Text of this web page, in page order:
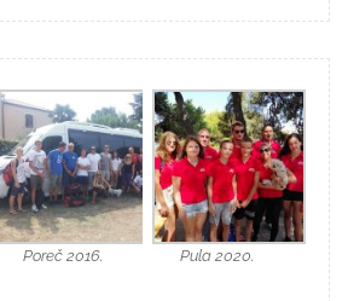
Poreč 2016. Pula 2020.